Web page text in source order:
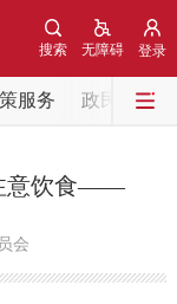
登录
无障碍
搜索
服务 政民互动
意饮食——
会